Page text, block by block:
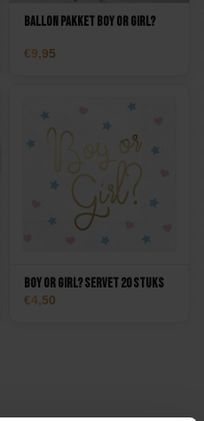
Ballon Pakket Boy or Girl?
9,95
Boy or Girl? Servet 20 stuks
4,50